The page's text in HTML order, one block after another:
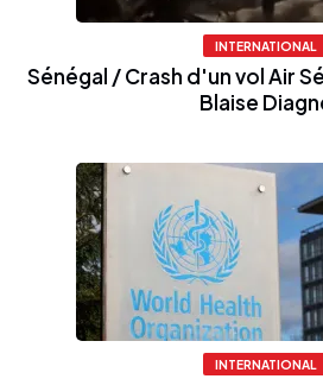
INTERNATIONAL
Sénégal / Crash d'un vol Air
Blaise
INTERNATIONAL